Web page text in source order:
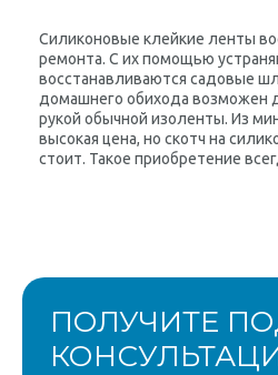
Силиконовые клейкие ленты
ремонта. С их помощью
восстанавливаются садовые
домашнего обихода возможен
рукой обычной изоленты. Из
высокая цена, но скотч на
стоит. Такое приобретение
ПОЛУЧИТЕ